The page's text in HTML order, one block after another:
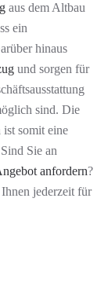
aus dem Altbau
ein
hinaus
und sorgen für
sind. Die
somit eine
Sie an
anfordern?
Ihnen jederzeit für